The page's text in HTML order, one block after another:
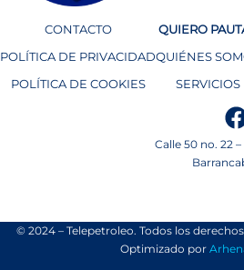
CONTACTO
POLÍTICA DE PRIVACIDAD
POLÍTICA DE COOKIES
QUIERO
QUIÉNES
SERVICIOS
Calle 50 no. 22
© 2024 – Telepetroleo. Todos los
Optimizado por